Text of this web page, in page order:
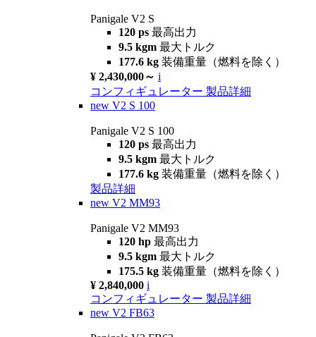
Panigale V2 S
120 ps 最高出力
9.5 kgm 最大トルク
177.6 kg 装備重量（燃料を除く）
¥ 2,430,000～ i
コンフィギュレーター 製品詳細
new V2 S 100
Panigale V2 S 100
120 ps 最高出力
9.5 kgm 最大トルク
177.6 kg 装備重量（燃料を除く）
製品詳細
new V2 MM93
Panigale V2 MM93
120 hp 最高出力
9.5 kgm 最大トルク
175.5 kg 装備重量（燃料を除く）
¥ 2,840,000 i
コンフィギュレーター 製品詳細
new V2 FB63